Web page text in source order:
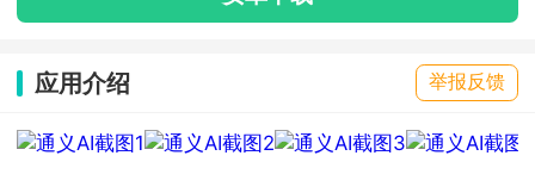
应用介绍 举报反馈